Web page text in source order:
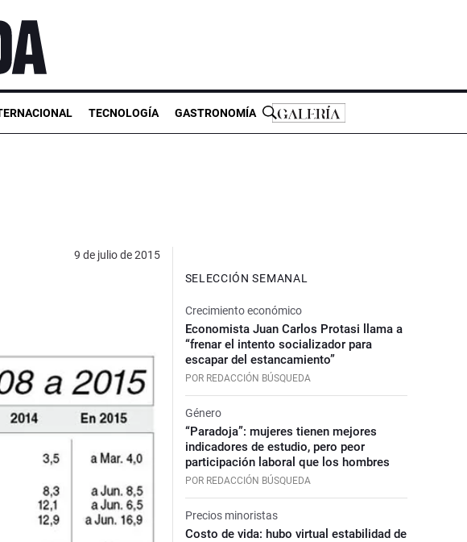
TECNOLOGÍA GASTRONOMÍA
9 de julio de 2015
SELECCIÓN SEMANAL
Crecimiento económico
Economista Juan Carlos Protasi llama a
“frenar el intento socializador para
escapar del estancamiento”
POR REDACCIÓN BÚSQUEDA
Género
“Paradoja”: mujeres tienen mejores
indicadores de estudio, pero peor
participación laboral que los hombres
POR REDACCIÓN BÚSQUEDA
Precios minoristas
Costo de vida: hubo virtual estabilidad de